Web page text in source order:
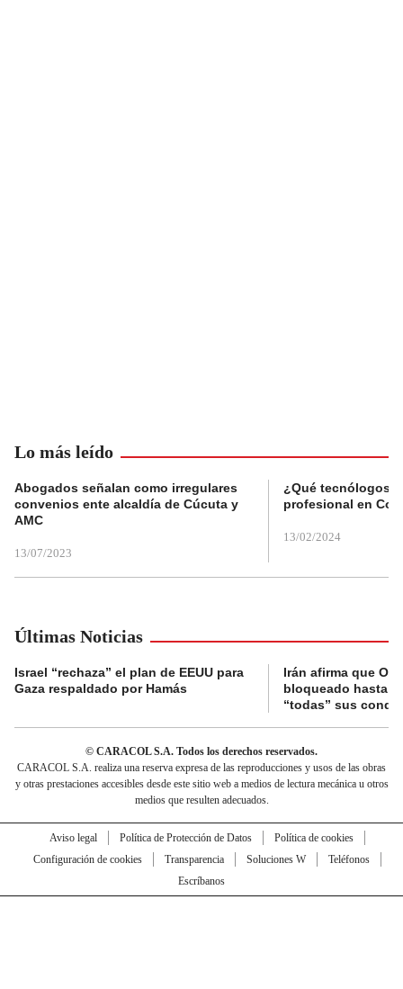
Lo más leído
Abogados señalan como irregulares
convenios ente alcaldía de Cúcuta y
AMC
13/07/2023
¿Qué tecnólogos
profesional en
13/02/2024
Últimas Noticias
Israel “rechaza” el plan de EEUU para
Gaza respaldado por Hamás
Irán afirma que
bloqueado hasta
“todas” sus
© CARACOL S.A. Todos los derechos reservados.
CARACOL S.A. realiza una reserva expresa de las reproducciones y usos de las obras
y otras prestaciones accesibles desde este sitio web a medios de lectura mecánica u otros
medios que resulten adecuados.
Aviso legal Política de Protección de Datos
Política de cookies
Configuración de cookies
Transparencia Soluciones W
Teléfonos
Escríbanos